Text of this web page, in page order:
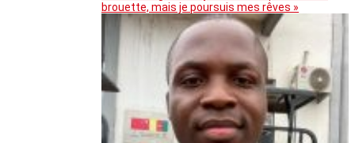
brouette, mais je poursuis mes rêves »